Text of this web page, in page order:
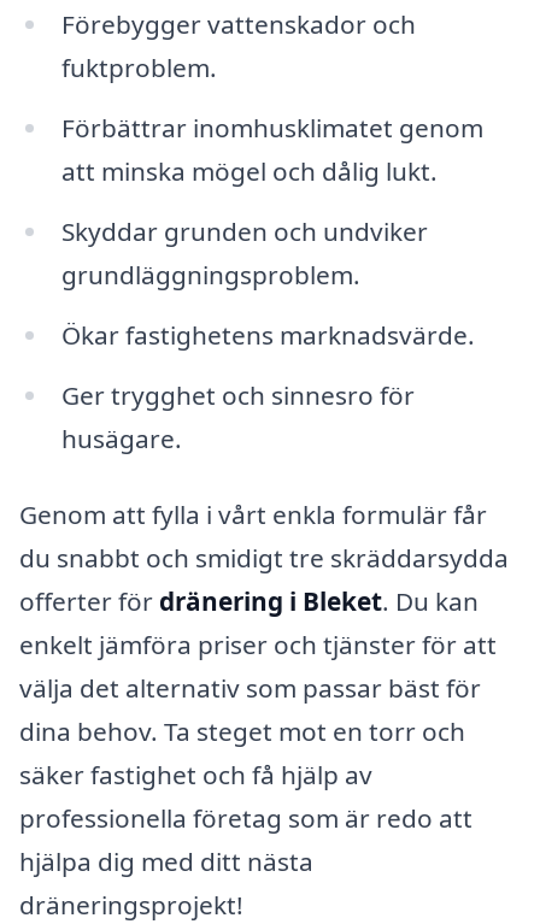
Förebygger vattenskador och
fuktproblem.
Förbättrar inomhusklimatet genom
att minska mögel och dålig lukt.
Skyddar grunden och undviker
grundläggningsproblem.
Ökar fastighetens marknadsvärde.
Ger trygghet och sinnesro för
husägare.
Genom att fylla i vårt enkla formulär får
du snabbt och smidigt tre skräddarsydda
offerter för dränering i Bleket. Du kan
enkelt jämföra priser och tjänster för att
välja det alternativ som passar bäst för
dina behov. Ta steget mot en torr och
säker fastighet och få hjälp av
professionella företag som är redo att
hjälpa dig med ditt nästa
dräneringsprojekt!